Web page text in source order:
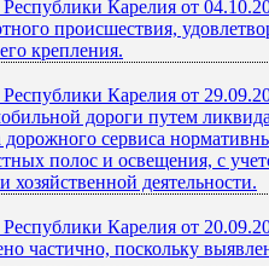
Карелия от
происшествия,
крепления.
Карелия от
дороги путем
сервиса
полос и освещения, с
хозяйственной деятельности.
Карелия от
частично, поскольку